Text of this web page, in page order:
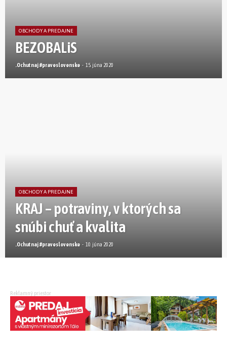
OBCHODY A PREDAJNE
BEZOBALiS
.Ochutnaj #praveslovenske - 15. júna 2020
OBCHODY A PREDAJNE
KRAJ – potraviny, v ktorých sa
snúbi chuť a kvalita
.Ochutnaj #praveslovenske - 10. júna 2020
Reklamný priestor